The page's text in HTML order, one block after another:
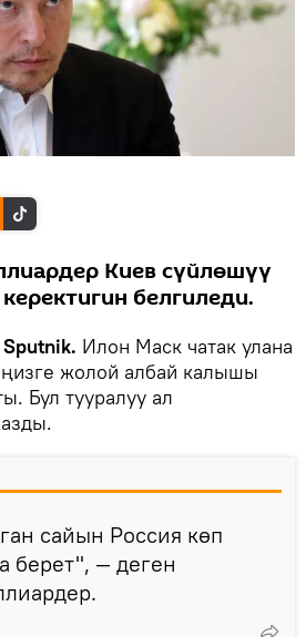
Киев сүйлөшүү
белгиледи.
Илон Маск чатак улана
жолой албай калышы
Бул тууралуу ал
сайын Россия көп
берет", — деген